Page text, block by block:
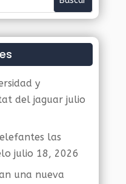
y
del jaguar julio
las
julio 18, 2026
una nueva